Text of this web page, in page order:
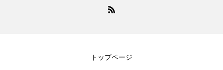
トップページ